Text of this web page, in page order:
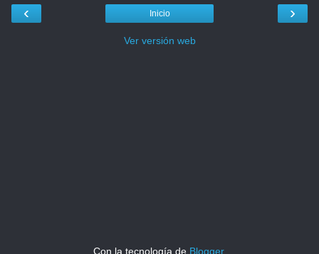
‹ ›
Inicio
Ver versión web
Con la tecnología de Blogger.